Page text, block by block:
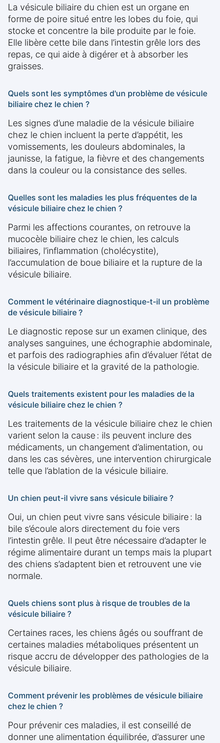
La vésicule biliaire du chien est un organe en
forme de poire situé entre les lobes du foie, qui
stocke et concentre la bile produite par le foie.
Elle libère cette bile dans l’intestin grêle lors des
repas, ce qui aide à digérer et à absorber les
graisses.
Quels sont les symptômes d'un problème de vésicule
biliaire chez le chien ?
Les signes d’une maladie de la vésicule biliaire
chez le chien incluent la perte d’appétit, les
vomissements, les douleurs abdominales, la
jaunisse, la fatigue, la fièvre et des changements
dans la couleur ou la consistance des selles.
Quelles sont les maladies les plus fréquentes de la
vésicule biliaire chez le chien ?
Parmi les affections courantes, on retrouve la
mucocèle biliaire chez le chien, les calculs
biliaires, l’inflammation (cholécystite),
l’accumulation de boue biliaire et la rupture de la
vésicule biliaire.
Comment le vétérinaire diagnostique-t-il un problème
de vésicule biliaire ?
Le diagnostic repose sur un examen clinique, des
analyses sanguines, une échographie abdominale,
et parfois des radiographies afin d’évaluer l’état de
la vésicule biliaire et la gravité de la pathologie.
Quels traitements existent pour les maladies de la
vésicule biliaire chez le chien ?
Les traitements de la vésicule biliaire chez le chien
varient selon la cause : ils peuvent inclure des
médicaments, un changement d’alimentation, ou
dans les cas sévères, une intervention chirurgicale
telle que l’ablation de la vésicule biliaire.
Un chien peut-il vivre sans vésicule biliaire ?
Oui, un chien peut vivre sans vésicule biliaire : la
bile s’écoule alors directement du foie vers
l’intestin grêle. Il peut être nécessaire d’adapter le
régime alimentaire durant un temps mais la plupart
des chiens s’adaptent bien et retrouvent une vie
normale.
Quels chiens sont plus à risque de troubles de la
vésicule biliaire ?
Certaines races, les chiens âgés ou souffrant de
certaines maladies métaboliques présentent un
risque accru de développer des pathologies de la
vésicule biliaire.
Comment prévenir les problèmes de vésicule biliaire
chez le chien ?
Pour prévenir ces maladies, il est conseillé de
donner une alimentation équilibrée, d’assurer une